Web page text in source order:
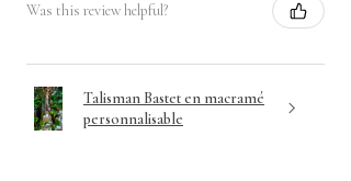
Was this review helpful?
Talisman Bastet en macramé
personnalisable